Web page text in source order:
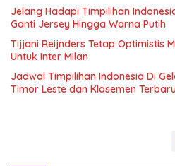
Jelang Hadapi Timpilihan
Ganti Jersey Hingga Warna Putih
Tijjani Reijnders Tetap Optimistis
Untuk Inter Milan
Jadwal Timpilihan Indonesia Di
Timor Leste dan Klasemen